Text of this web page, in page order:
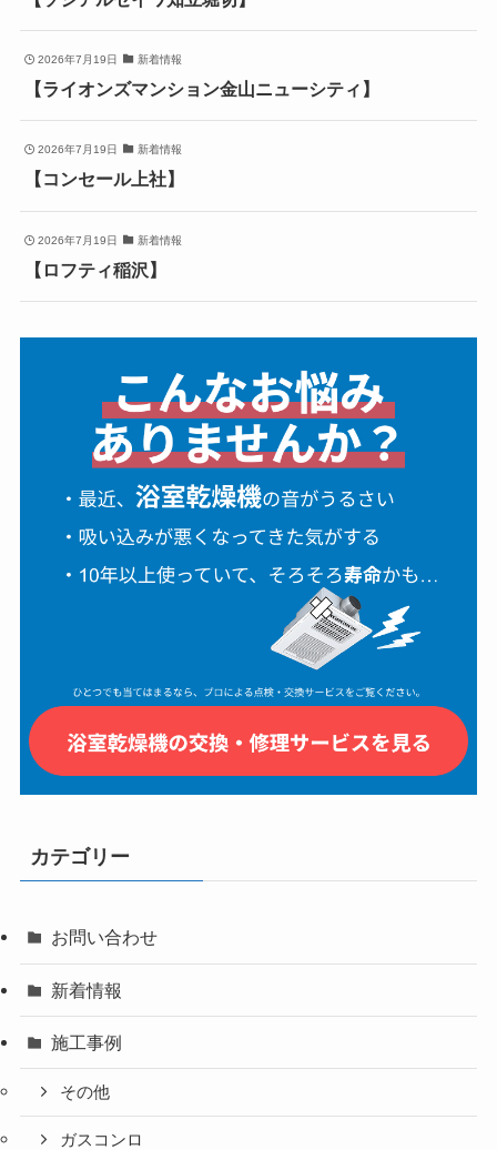
2026年7月19日 新着情報
【ライオンズマンション金山ニューシティ】
2026年7月19日 新着情報
【コンセール上社】
2026年7月19日 新着情報
【ロフティ稲沢】
カテゴリー
お問い合わせ
新着情報
施工事例
その他
ガスコンロ